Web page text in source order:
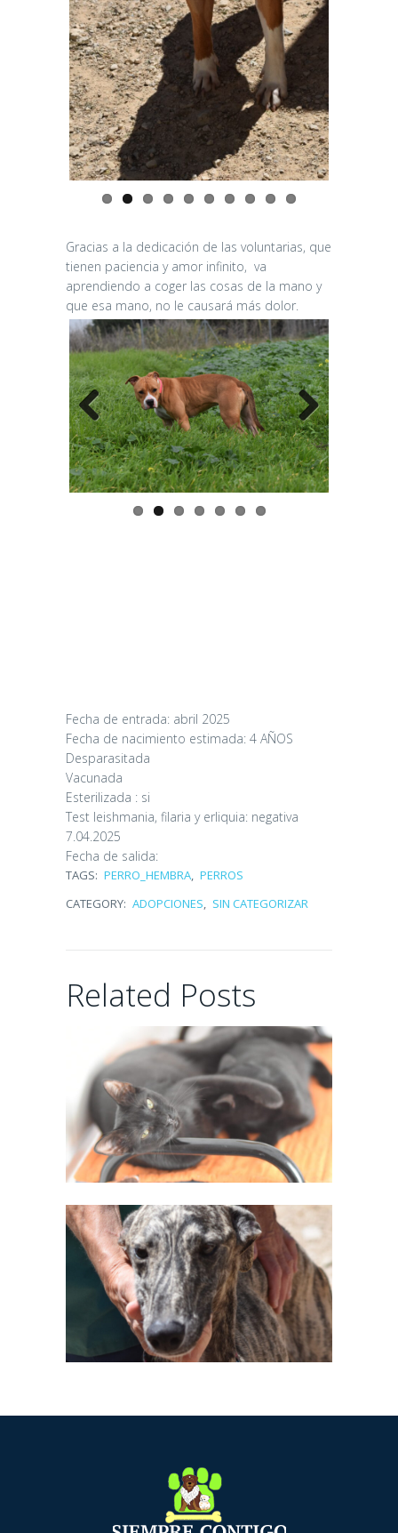
Previo
us
Next
Gracias a la dedicación de las voluntarias, que
tienen paciencia y amor infinito, va
aprendiendo a coger las cosas de la mano y
que esa mano, no le causará más dolor.
Previo
us
Next
Fecha de entrada: abril 2025
Fecha de nacimiento estimada: 4 AÑOS
Desparasitada
Vacunada
Esterilizada : si
Test leishmania, filaria y erliquia: negativa
7.04.2025
Fecha de salida:
TAGS: PERRO_HEMBRA, PERROS
CATEGORY: ADOPCIONES, SIN CATEGORIZAR
Related Posts
Mikasa y Sorbas
7 days ago
11 days ago